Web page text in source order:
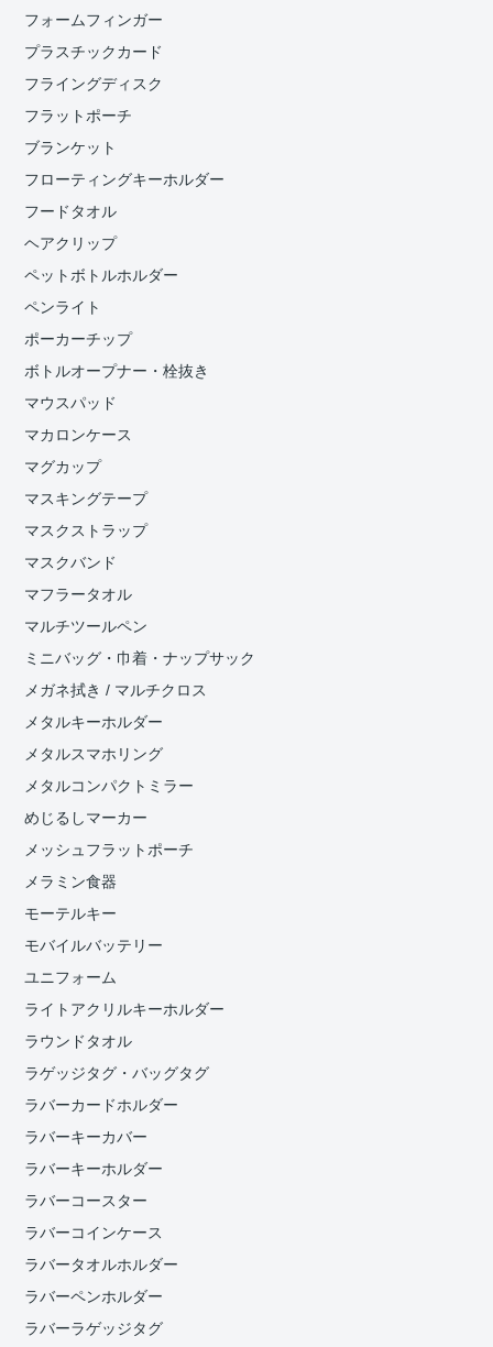
フォームフィンガー
プラスチックカード
フライングディスク
フラットポーチ
ブランケット
フローティングキーホルダー
フードタオル
ヘアクリップ
ペットボトルホルダー
ペンライト
ポーカーチップ
ボトルオープナー・栓抜き
マウスパッド
マカロンケース
マグカップ
マスキングテープ
マスクストラップ
マスクバンド
マフラータオル
マルチツールペン
ミニバッグ・巾着・ナップサック
メガネ拭き / マルチクロス
メタルキーホルダー
メタルスマホリング
メタルコンパクトミラー
めじるしマーカー
メッシュフラットポーチ
メラミン食器
モーテルキー
モバイルバッテリー
ユニフォーム
ライトアクリルキーホルダー
ラウンドタオル
ラゲッジタグ・バッグタグ
ラバーカードホルダー
ラバーキーカバー
ラバーキーホルダー
ラバーコースター
ラバーコインケース
ラバータオルホルダー
ラバーペンホルダー
ラバーラゲッジタグ